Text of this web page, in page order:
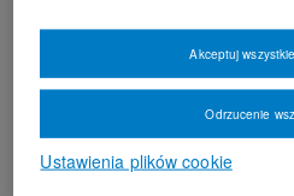
Ustawienia plików cookie
Odrzucenie
Akceptuj